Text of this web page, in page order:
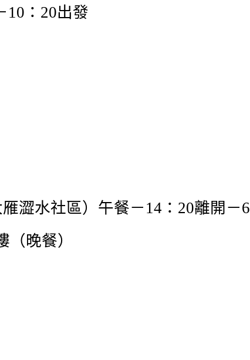
10 ： 20出發
雁澀水社區）午餐－ 14 ： 20離開－6
（晚餐）